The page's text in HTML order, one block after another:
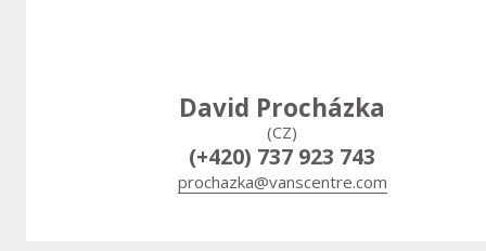
David Procházka
(CZ)
(+420) 737 923 743
prochazka@vanscentre.com